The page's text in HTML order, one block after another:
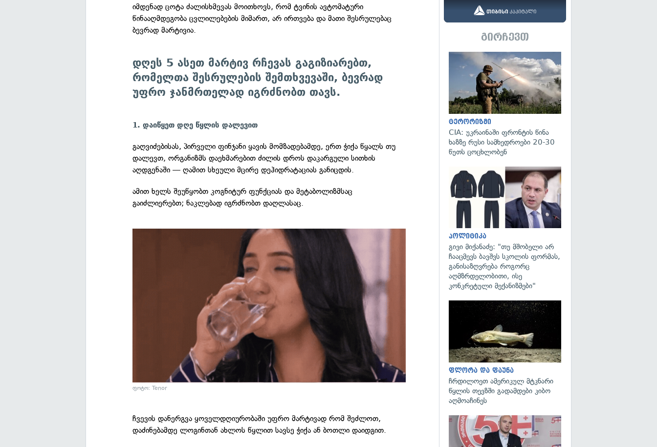
იმდენად ცოტა ძალისხმევას მოითხოვს, რომ ტვინის ავტომატური
წინააღმდეგობა ცვლილებების მიმართ, არ ირთვება და მათი შესრულებაც
ბევრად მარტივია.
დღეს 5 ასეთ მარტივ რჩევას გაგიზიარებთ,
რომელთა შესრულების შემთხვევაში, ბევრად
უფრო ჯანმრთელად იგრძნობთ თავს.
1. დაიწყეთ დღე წყლის დალევით
გაღვიძებისას, პირველი ფინჯანი ყავის მომზადებამდე, ერთ ჭიქა წყალს თუ
დალევთ, ორგანიზმს დაეხმარებით ძილის დროს დაკარგული სითხის
აღდგენაში — ღამით სხეული მცირე დეჰიდრატაციას განიცდის.
ამით ხელს შეუწყობთ კოგნიტურ ფუნქციას და მეტაბოლიზმსაც
გაიძლიერებთ; ნაკლებად იგრძნობთ დაღლასაც.
ფოტო: Tenor
ჩვევის დანერგვა ყოველდღიურობაში უფრო მარტივად რომ შეძლოთ,
დაძინებამდე ლოგინთან ახლოს წყლით სავსე ჭიქა ან ბოთლი დაიდგით.
გირჩევთ
ტერორიზმი
CIA: უკრაინაში ფრონტის წინა
ხაზზე რუსი სამხედროები 20-30
წუთს ცოცხლობენ
პოლიტიკა
გივი მიქანაძე: "თუ მშობელი არ
ჩააცმევს ბავშვს სკოლის ფორმას,
განისაზღვრება როგორც
აღმზრდელობითი, ისე
კონკრეტული მექანიზმები"
ფლორა და ფაუნა
ჩრდილოეთ ამერიკულ მტკნარი
წყლის თევზში გადამდები კიბო
აღმოაჩინეს